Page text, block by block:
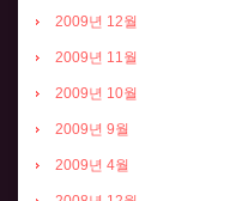
2009년 12월
2009년 11월
2009년 10월
2009년 9월
2009년 4월